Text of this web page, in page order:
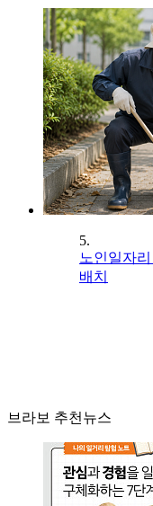
5.
노인일자
배치
브라보 추천뉴스